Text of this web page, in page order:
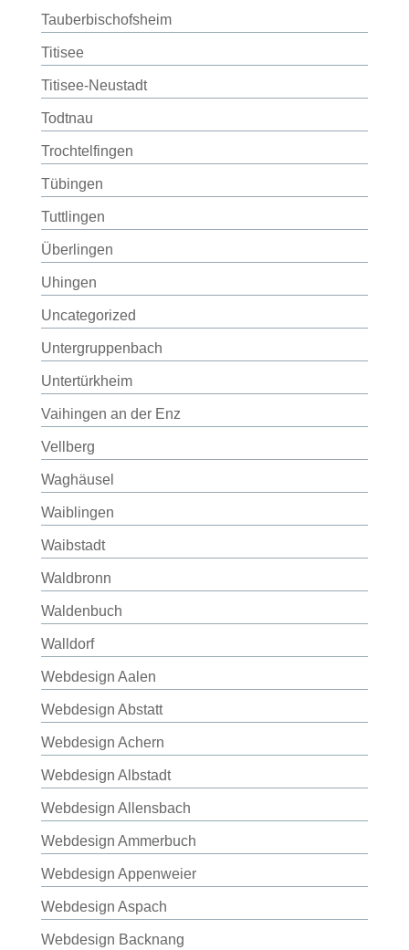
Tauberbischofsheim
Titisee
Titisee-Neustadt
Todtnau
Trochtelfingen
Tübingen
Tuttlingen
Überlingen
Uhingen
Uncategorized
Untergruppenbach
Untertürkheim
Vaihingen an der Enz
Vellberg
Waghäusel
Waiblingen
Waibstadt
Waldbronn
Waldenbuch
Walldorf
Webdesign Aalen
Webdesign Abstatt
Webdesign Achern
Webdesign Albstadt
Webdesign Allensbach
Webdesign Ammerbuch
Webdesign Appenweier
Webdesign Aspach
Webdesign Backnang